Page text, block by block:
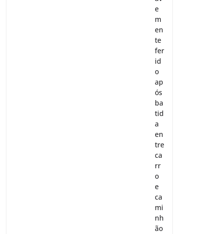
e
m
en
te
fer
id
o
ap
ós
ba
tid
a
en
tre
ca
rr
o
e
ca
mi
nh
ão